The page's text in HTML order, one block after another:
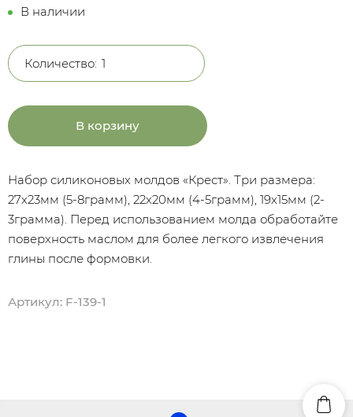
В наличии
Количество:
В корзину
Набор силиконовых молдов «Крест». Три размера:
27х23мм (5-8грамм), 22х20мм (4-5грамм), 19х15мм (2-
3грамма). Перед использованием молда обработайте
поверхность маслом для более легкого извлечения
глины после формовки.
Артикул: F-139-1